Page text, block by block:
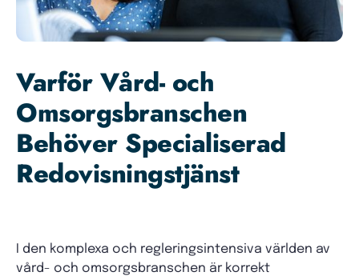
Varför Vård- och
Omsorgsbranschen
Behöver Specialiserad
Redovisningstjänst
I den komplexa och regleringsintensiva världen av
vård- och omsorgsbranschen är korrekt